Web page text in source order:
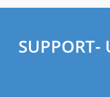
SUPPORT-